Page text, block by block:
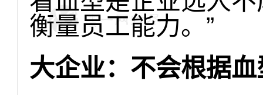
衡量员工能力。”
大企业：不会根据